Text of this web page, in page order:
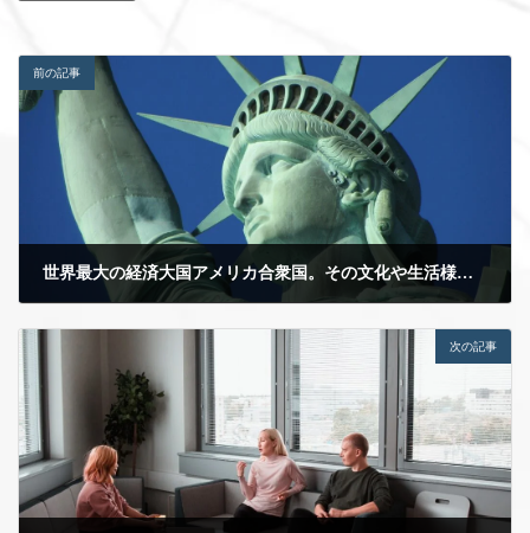
前の記事
世界最大の経済大国アメリカ合衆国。その文化や生活様式、国民性とは？
次の記事